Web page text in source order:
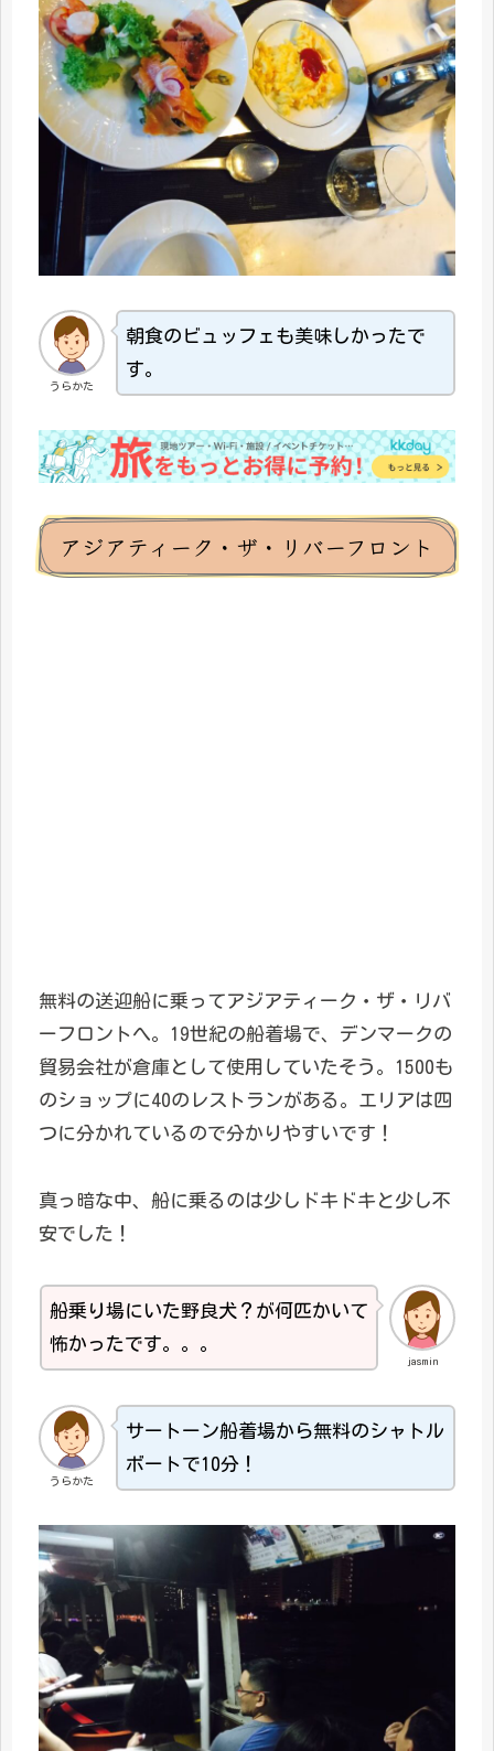
うらかた
朝食のビュッフェも美味しかったで
す。
アジアティーク・ザ・リバーフロント
無料の送迎船に乗ってアジアティーク・ザ・リバ
ーフロントへ。19世紀の船着場で、デンマークの
貿易会社が倉庫として使用していたそう。1500も
のショップに40のレストランがある。エリアは四
つに分かれているので分かりやすいです！
真っ暗な中、船に乗るのは少しドキドキと少し不
安でした！
jasmin
船乗り場にいた野良犬？が何匹かいて
怖かったです。。。
うらかた
サートーン船着場から無料のシャトル
ボートで10分！